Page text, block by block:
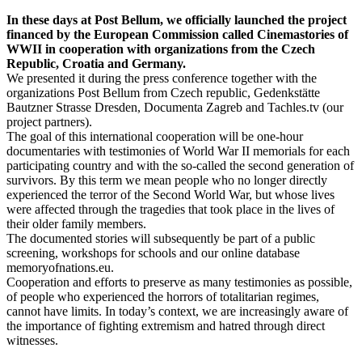
In these days at Post Bellum, we officially launched the project
financed by the European Commission called Cinemastories of
WWII in cooperation with organizations from the Czech
Republic, Croatia and Germany.
We presented it during the press conference together with the
organizations Post Bellum from Czech republic, Gedenkstätte
Bautzner Strasse Dresden, Documenta Zagreb and Tachles.tv (our
project partners).
The goal of this international cooperation will be one-hour
documentaries with testimonies of World War II memorials for each
participating country and with the so-called the second generation of
survivors. By this term we mean people who no longer directly
experienced the terror of the Second World War, but whose lives
were affected through the tragedies that took place in the lives of
their older family members.
The documented stories will subsequently be part of a public
screening, workshops for schools and our online database
memoryofnations.eu.
Cooperation and efforts to preserve as many testimonies as possible,
of people who experienced the horrors of totalitarian regimes,
cannot have limits. In today’s context, we are increasingly aware of
the importance of fighting extremism and hatred through direct
witnesses.